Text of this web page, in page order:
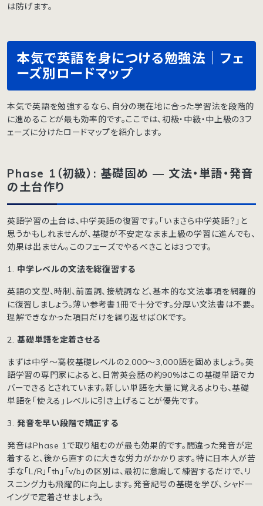
は防げます。
本気で英語を身につける勉強法｜フェ
ーズ別ロードマップ
本気で英語を勉強するなら、自分の現在地に合った学習法を段階的
に進めることが最も効率的です。ここでは、初級・中級・中上級の3フ
ェーズに分けたロードマップを紹介します。
Phase 1（初級）: 基礎固め — 文法・単語・発音
の土台作り
英語学習の土台は、中学英語の復習です。「いまさら中学英語？」と
思うかもしれませんが、基礎が不安定なまま上級の学習に進んでも、
効果は出ません。このフェーズでやるべきことは3つです。
1. 中学レベルの文法を総復習する
英語の文型、時制、前置詞、接続詞など、基本的な文法事項を網羅的
に復習しましょう。薄い参考書1冊で十分です。分厚い文法書は不要。
理解できなかった項目だけを繰り返せばOKです。
2.基礎単語を定着させる
まずは中学〜高校基礎レベルの2,000〜3,000語を固めましょう。英
語学習の専門家によると、日常英会話の約90%はこの基礎単語でカ
バーできるとされています。新しい単語を大量に覚えるよりも、基礎
単語を「使える」レベルに引き上げることが優先です。
3.発音を早い段階で矯正する
発音はPhase 1で取り組むのが最も効果的です。間違った発音が定
着すると、後から直すのに大きな労力がかかります。特に日本人が苦
手な「L/R」「th」「v/b」の区別は、最初に意識して練習するだけで、リ
スニング力も飛躍的に向上します。発音記号の基礎を学び、シャドー
イングで定着させましょう。